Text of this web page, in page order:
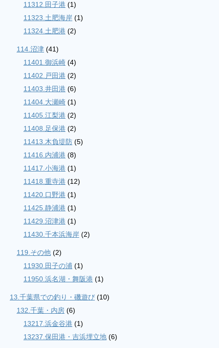
11312.田子港 (1)
11323.土肥海岸 (1)
11324.土肥港 (2)
114.沼津 (41)
11401.御浜崎 (4)
11402.戸田港 (2)
11403.井田港 (6)
11404.大瀬崎 (1)
11405.江梨港 (2)
11408.足保港 (2)
11413.木負堤防 (5)
11416.内浦港 (8)
11417.小海港 (1)
11418.重寺港 (12)
11420.口野港 (1)
11425.静浦港 (1)
11429.沼津港 (1)
11430.千本浜海岸 (2)
119.その他 (2)
11930.田子の浦 (1)
11950.浜名湖・舞阪港 (1)
13.千葉県での釣り・磯遊び (10)
132.千葉・内房 (6)
13217.浜金谷港 (1)
13237.保田港・吉浜埋立地 (6)